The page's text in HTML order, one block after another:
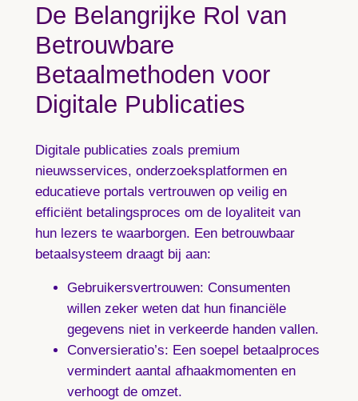
De Belangrijke Rol van
Betrouwbare
Betaalmethoden voor
Digitale Publicaties
Digitale publicaties zoals premium
nieuwsservices, onderzoeksplatformen en
educatieve portals vertrouwen op veilig en
efficiënt betalingsproces om de loyaliteit van
hun lezers te waarborgen. Een betrouwbaar
betaalsysteem draagt bij aan:
Gebruikersvertrouwen: Consumenten
willen zeker weten dat hun financiële
gegevens niet in verkeerde handen vallen.
Conversieratio’s: Een soepel betaalproces
vermindert aantal afhaakmomenten en
verhoogt de omzet.